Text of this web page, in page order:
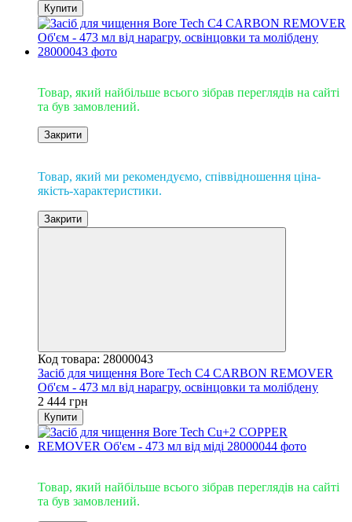
Купити
Товар, який найбільше всього зібрав переглядів на сайті
та був замовлений.
Закрити
Товар, який ми рекомендуємо, співвідношення ціна-
якість-характеристики.
Закрити
Код товара: 28000043
Засіб для чищення Bore Tech C4 CARBON REMOVER
Об'єм - 473 мл від нарагру, освінцовки та молібдену
2 444 грн
Купити
Товар, який найбільше всього зібрав переглядів на сайті
та був замовлений.